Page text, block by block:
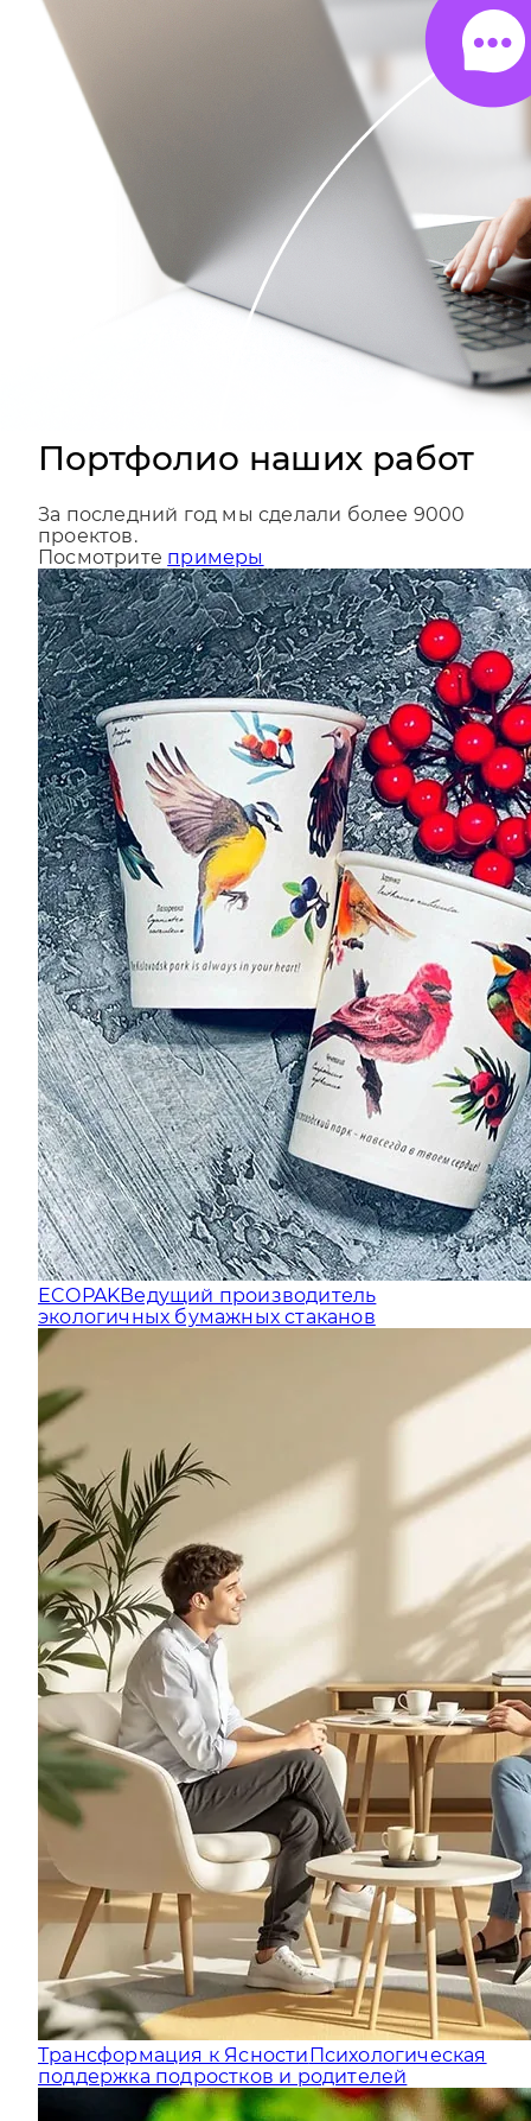
Портфолио наших работ
За последний год мы сделали более 9000
проектов.
Посмотритепримеры
ECOPAKВедущий производитель
экологичных бумажных стаканов
Трансформация к ЯсностиПсихологическая
поддержка подростков и родителей